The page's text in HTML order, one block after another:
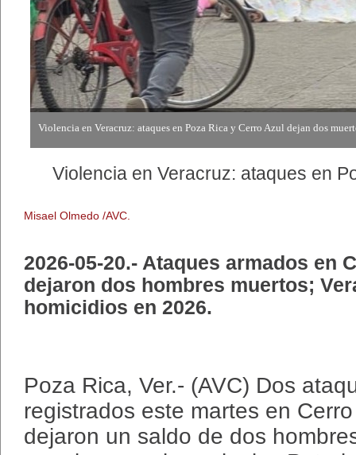
Violencia en Veracruz: ataques en Poza Rica y Cerro Azul dejan dos
Violencia en Veracruz: ataques en Poza Rica y Cerro Azul dejan dos
Violencia en Veracruz: ataques en Poza Rica y Cerro Azul dejan dos
Violencia en Veracruz: ataques en
Misael Olmedo /AVC.
2026-05-20.- Ataques armados en
dejaron dos hombres muertos;
homicidios en 2026.
Poza Rica, Ver.- (AVC) Dos
registrados este martes en
dejaron un saldo de dos